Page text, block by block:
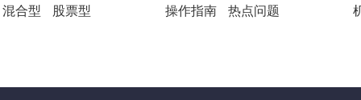
混合型 股票型 操作指南 热点问题